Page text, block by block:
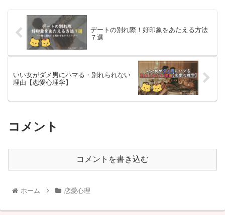
デートの別れ際！好印象をあたえる方法
７選
いい女がダメ男にハマる・別れられない
理由【恋愛心理学】
コメント
コメントを書き込む
ホーム 恋愛心理